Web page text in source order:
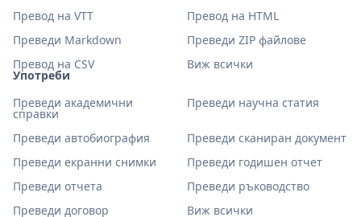
Употреби
Преведи академични
справки
Преведи научна статия
Преведи автобиография
Преведи сканиран документ
Преведи екранни снимки
Преведи годишен отчет
Преведи отчета
Преведи ръководство
Преведи договор
Виж всички
Превод на VTT
Превод на HTML
Преведи Markdown
Преведи ZIP файлове
Превод на CSV
Виж всички